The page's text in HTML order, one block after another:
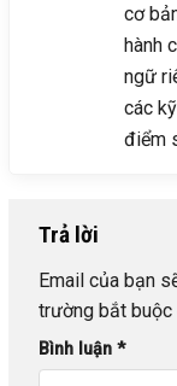
cơ
hành
ngữ
các
điểm
Trả lời
Email của bạn
trường bắt
Bình luận *